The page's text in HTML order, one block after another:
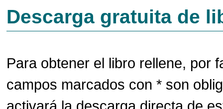
Descarga gratuita de
Para obtener el libro rellene, por
campos marcados con * son